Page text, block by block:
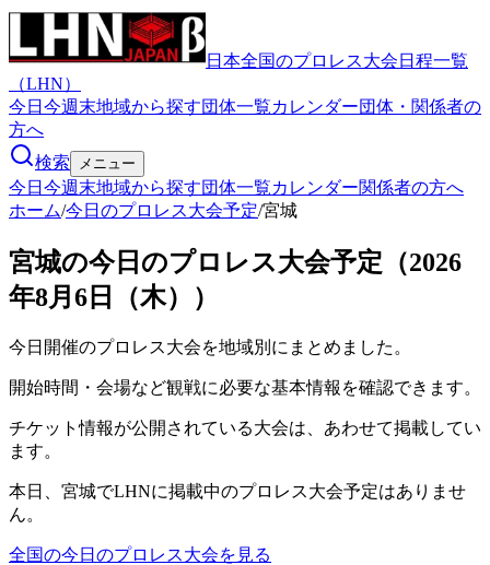
日本全国のプロレス大会日程一覧
（LHN）
今日 今週末地域から探す団体一覧カレンダー団体・関係者の
方へ
検索
メニュー
今日 今週末地域から探す団体一覧カレンダー関係者の方へ
ホーム/今日のプロレス大会予定/宮城
宮城の今日のプロレス大会予定（2026
年8月6日（木））
今日開催のプロレス大会を地域別にまとめました。
開始時間・会場など観戦に必要な基本情報を確認できます。
チケット情報が公開されている大会は、あわせて掲載してい
ます。
本日、宮城でLHNに掲載中のプロレス大会予定はありませ
ん。
全国の今日のプロレス大会を見る